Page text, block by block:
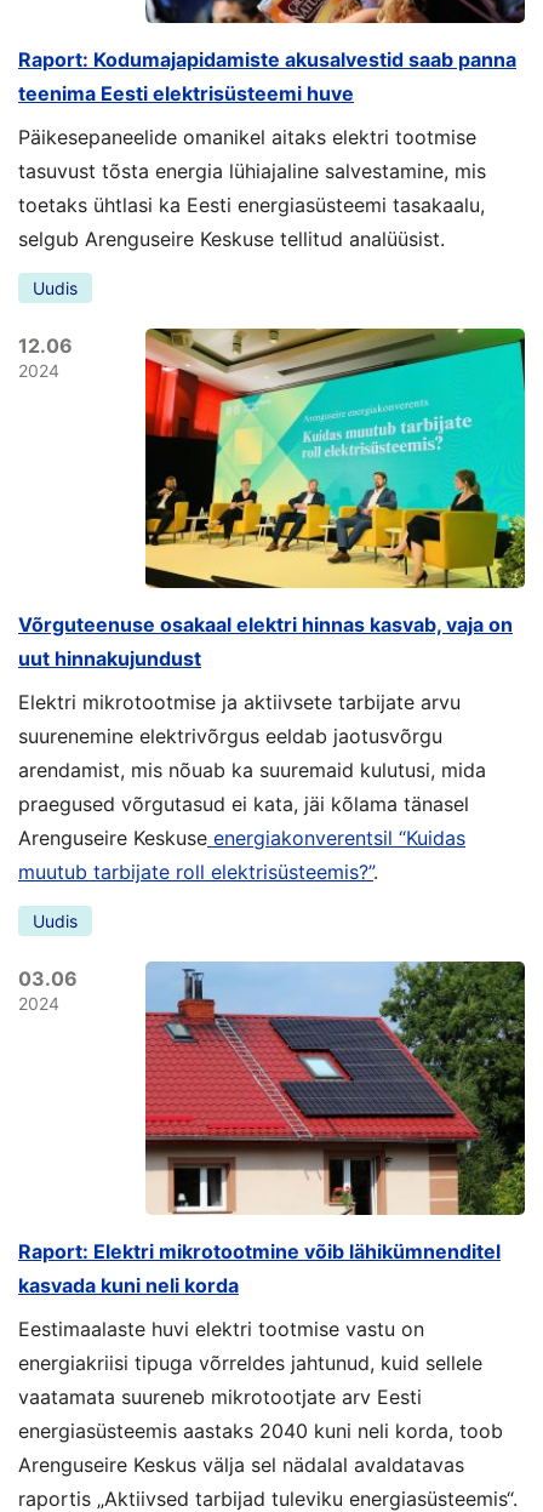
Raport: Kodumajapidamiste akusalvestid saab panna
teenima Eesti elektrisüsteemi huve
Päikesepaneelide omanikel aitaks elektri tootmise
tasuvust tõsta energia lühiajaline salvestamine, mis
toetaks ühtlasi ka Eesti energiasüsteemi tasakaalu,
selgub Arenguseire Keskuse tellitud analüüsist.
Uudis
12.06
2024
Võrguteenuse osakaal elektri hinnas kasvab, vaja on
uut hinnakujundust
Elektri mikrotootmise ja aktiivsete tarbijate arvu
suurenemine elektrivõrgus eeldab jaotusvõrgu
arendamist, mis nõuab ka suuremaid kulutusi, mida
praegused võrgutasud ei kata, jäi kõlama tänasel
Arenguseire Keskuse energiakonverentsil “Kuidas
muutub tarbijate roll elektrisüsteemis?”.
Uudis
03.06
2024
Raport: Elektri mikrotootmine võib lähikümnenditel
kasvada kuni neli korda
Eestimaalaste huvi elektri tootmise vastu on
energiakriisi tipuga võrreldes jahtunud, kuid sellele
vaatamata suureneb mikrotootjate arv Eesti
energiasüsteemis aastaks 2040 kuni neli korda, toob
Arenguseire Keskus välja sel nädalal avaldatavas
raportis „Aktiivsed tarbijad tuleviku energiasüsteemis“.